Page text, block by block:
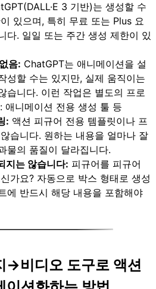
3 기반)는 생성할 수
있으며, 특히 무료 또는 Plus 요
다. 일일 또는 주간 생성 제한이 있
음: ChatGPT는 애니메이션을 설
성할 수는 있지만, 실제 움직이는
습니다. 이런 작업은 별도의 프로
애니메이션 전용 생성 툴 등
: 액션 피규어 전용 템플릿이나 프
습니다. 원하는 내용을 얼마나 잘
물의 품질이 달라집니다.
지는 않습니다: 피규어를 피규어
가요? 자동으로 박스 형태로 생성
에 반드시 해당 내용을 포함해야
→비디오 도구로 액션